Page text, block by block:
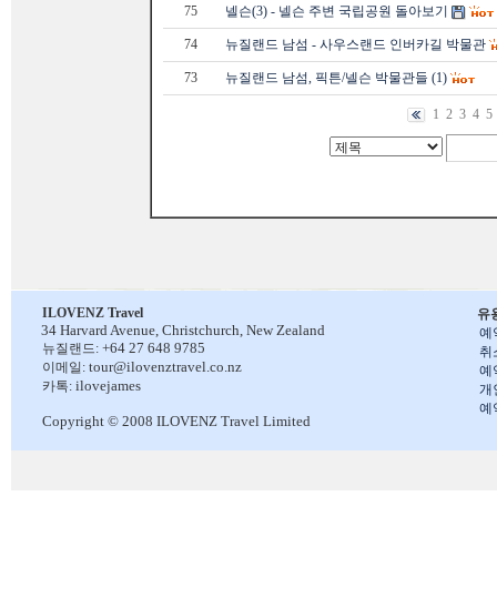
75 넬슨(3) - 넬슨 주변 국립공원 돌아보기
74 뉴질랜드 남섬 - 사우스랜드 인버카길 박물관
73 뉴질랜드 남섬, 픽튼/넬슨 박물관들 (1)
1 2 3 4 5
유
예
취
예
개
예
ILOVENZ Travel
34 Harvard Avenue, Christchurch, New Zealand
뉴질랜드: +64 27 648 9785
이메일: tour@ilovenztravel.co.nz
카톡: ilovejames
Copyright © 2008 ILOVENZ Travel Limited